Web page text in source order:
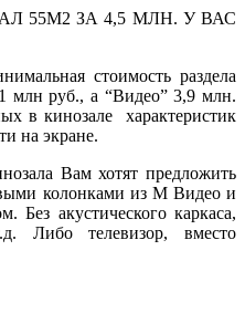
55М2 ЗА 4,5 МЛН. У ВАС
стоимость раздела
млн руб., а “Видео” 3,9 млн.
в кинозале характеристик
на экране.
Вам хотят предложить
колонками из М Видео и
Без акустического каркаса,
Либо телевизор, вместо